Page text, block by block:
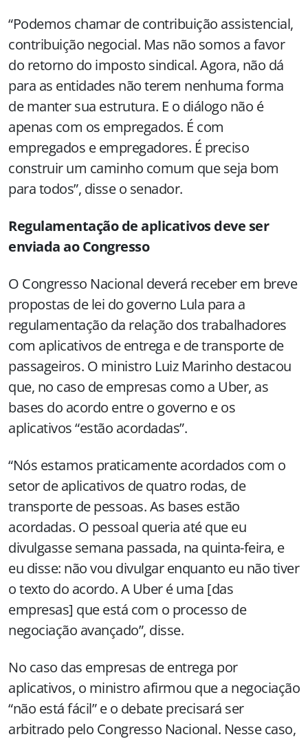
“Podemos chamar de contribuição assistencial,
contribuição negocial. Mas não somos a favor
do retorno do imposto sindical. Agora, não dá
para as entidades não terem nenhuma forma
de manter sua estrutura. E o diálogo não é
apenas com os empregados. É com
empregados e empregadores. É preciso
construir um caminho comum que seja bom
para todos”, disse o senador.
Regulamentação de aplicativos deve ser
enviada ao Congresso
O Congresso Nacional deverá receber em breve
propostas de lei do governo Lula para a
regulamentação da relação dos trabalhadores
com aplicativos de entrega e de transporte de
passageiros. O ministro Luiz Marinho destacou
que, no caso de empresas como a Uber, as
bases do acordo entre o governo e os
aplicativos “estão acordadas”.
“Nós estamos praticamente acordados com o
setor de aplicativos de quatro rodas, de
transporte de pessoas. As bases estão
acordadas. O pessoal queria até que eu
divulgasse semana passada, na quinta-feira, e
eu disse: não vou divulgar enquanto eu não tiver
o texto do acordo. A Uber é uma [das
empresas] que está com o processo de
negociação avançado”, disse.
No caso das empresas de entrega por
aplicativos, o ministro afirmou que a negociação
“não está fácil” e o debate precisará ser
arbitrado pelo Congresso Nacional. Nesse caso,